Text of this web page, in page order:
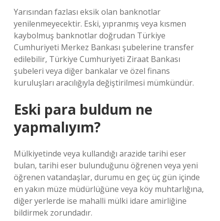
Yarısından fazlası eksik olan banknotlar
yenilenmeyecektir. Eski, yıpranmış veya kısmen
kaybolmuş banknotlar doğrudan Türkiye
Cumhuriyeti Merkez Bankası şubelerine transfer
edilebilir, Türkiye Cumhuriyeti Ziraat Bankası
şubeleri veya diğer bankalar ve özel finans
kuruluşları aracılığıyla değiştirilmesi mümkündür.
Eski para buldum ne
yapmalıyım?
Mülkiyetinde veya kullandığı arazide tarihi eser
bulan, tarihi eser bulunduğunu öğrenen veya yeni
öğrenen vatandaşlar, durumu en geç üç gün içinde
en yakın müze müdürlüğüne veya köy muhtarlığına,
diğer yerlerde ise mahalli mülki idare amirliğine
bildirmek zorundadır.